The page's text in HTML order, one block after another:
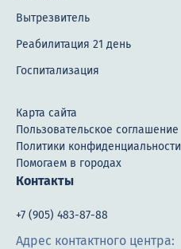
Карта сайта
Пользовательское соглашение
Политики конфиденциальности
Помогаем в городах
Контакты
+7 (905) 483-87-88
Адрес контактного центра:
Вытрезвитель
Реабилитация 21 день
Госпитализация